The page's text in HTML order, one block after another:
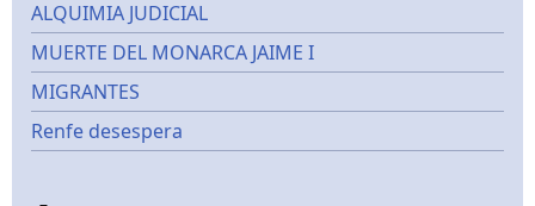
ALQUIMIA JUDICIAL
MUERTE DEL MONARCA JAIME I
MIGRANTES
Renfe desespera